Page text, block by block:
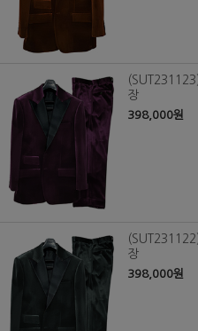
장
398,000원
장
398,000원